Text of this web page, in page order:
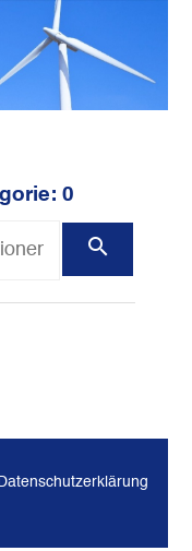
0
Datenschutzerklärung